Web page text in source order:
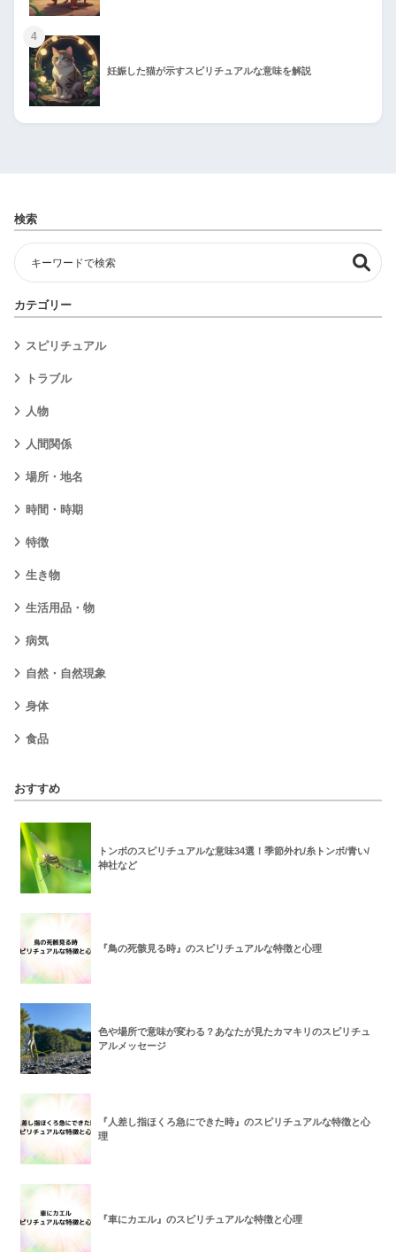
4
妊娠した猫が示すスピリチュアルな意味を解説
検索
カテゴリー
スピリチュアル
トラブル
人物
人間関係
場所・地名
時間・時期
特徴
生き物
生活用品・物
病気
自然・自然現象
身体
食品
おすすめ
トンボのスピリチュアルな意味34選！季節外れ/糸トンボ/青い/
神社など
『鳥の死骸見る時』のスピリチュアルな特徴と心理
色や場所で意味が変わる？あなたが見たカマキリのスピリチュ
アルメッセージ
『人差し指ほくろ急にできた時』のスピリチュアルな特徴と心
理
『車にカエル』のスピリチュアルな特徴と心理